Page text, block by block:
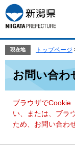
ー
ジ
の
頭
す。
ニ
ュ
ー
飛
て
現在地 トップページ
お問い合わ
ブラウザでCookie
い、または、ブラ
ため、お問い合わ